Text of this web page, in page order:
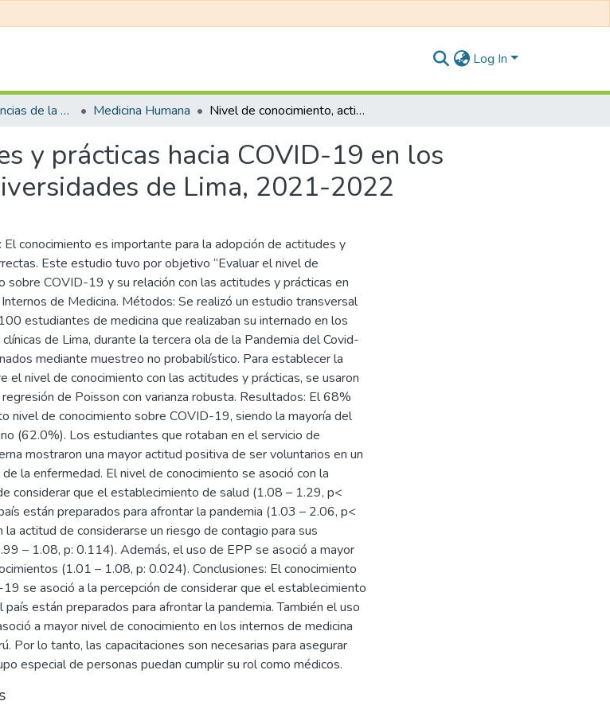
Log In
Facultad de Ciencias de la Salud Medicina Humana Nivel de conocimiento, actitudes y prácticas hacia COVID-19 en los Internos de Medicina de las universidades de Lima, 2021-2022
y prácticas hacia COVID-19 en los
de Lima, 2021-2022
El conocimiento es importante para la adopción de actitudes y
Este estudio tuvo por objetivo “Evaluar el nivel de
sobre COVID-19 y su relación con las actitudes y prácticas en
de Medicina. Métodos: Se realizó un estudio transversal
estudiantes de medicina que realizaban su internado en los
de Lima, durante la tercera ola de la Pandemia del Covid-
mediante muestreo no probabilístico. Para establecer la
el nivel de conocimiento con las actitudes y prácticas, se usaron
de Poisson con varianza robusta. Resultados: El 68%
nivel de conocimiento sobre COVID-19, siendo la mayoría del
(62.0%). Los estudiantes que rotaban en el servicio de
mostraron una mayor actitud positiva de ser voluntarios en un
la enfermedad. El nivel de conocimiento se asoció con la
considerar que el establecimiento de salud (1.08 – 1.29, p<
están preparados para afrontar la pandemia (1.03 – 2.06, p<
actitud de considerarse un riesgo de contagio para sus
– 1.08, p: 0.114). Además, el uso de EPP se asoció a mayor
(1.01 – 1.08, p: 0.024). Conclusiones: El conocimiento
se asoció a la percepción de considerar que el establecimiento
país están preparados para afrontar la pandemia. También el uso
a mayor nivel de conocimiento en los internos de medicina
Por lo tanto, las capacitaciones son necesarias para asegurar
especial de personas puedan cumplir su rol como médicos.